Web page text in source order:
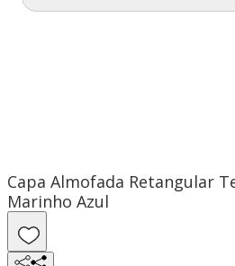
Capa Almofada Retangular
Marinho Azul